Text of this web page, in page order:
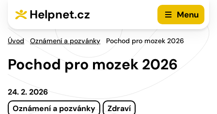
Helpnet.cz Menu
Úvod Oznámení a pozvánky Pochod pro mozek 2026
Pochod pro mozek 2026
24. 2. 2026
Oznámení a pozvánky
Zdraví